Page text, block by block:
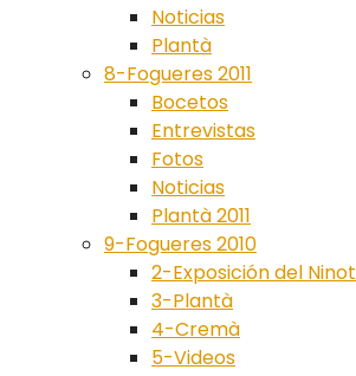
Noticias
Plantà
8-Fogueres 2011
Bocetos
Entrevistas
Fotos
Noticias
Plantà 2011
9-Fogueres 2010
2-Exposición del Ninot
3-Plantà
4-Cremà
5-Videos